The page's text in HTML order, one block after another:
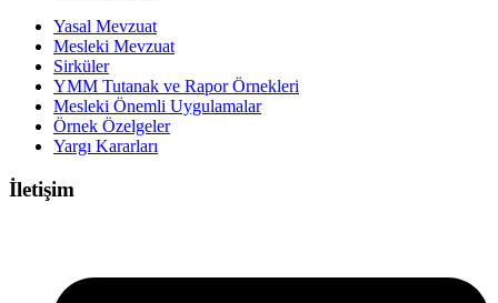
Yasal Mevzuat
Mesleki Mevzuat
Sirküler
YMM Tutanak ve Rapor Örnekleri
Mesleki Önemli Uygulamalar
Örnek Özelgeler
Yargı Kararları
İletişim